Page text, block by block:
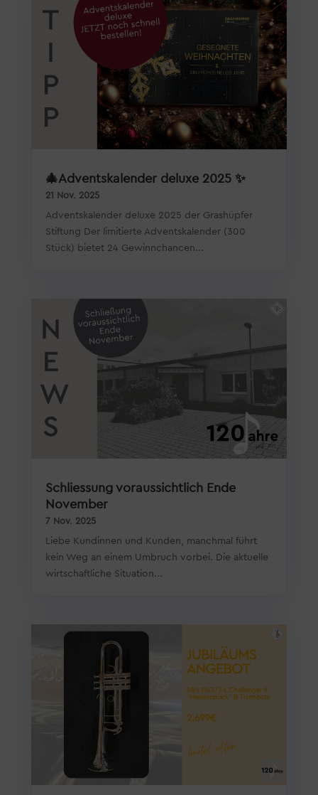
🎄Adventskalender deluxe 2025 ✨
21 Nov. 2025
Adventskalender deluxe 2025 der Grashüpfer
Stiftung Der limitierte Adventskalender (300
Stück) bietet 24 Gewinnchancen...
Schliessung voraussichtlich Ende
November
7 Nov. 2025
Liebe Kundinnen und Kunden, manchmal führt
kein Weg an einem Umbruch vorbei. Die aktuelle
wirtschaftliche Situation...